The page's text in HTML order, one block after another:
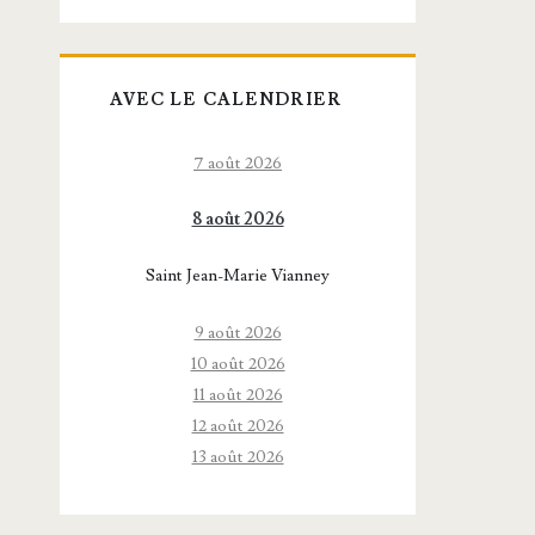
AVEC LE CALENDRIER
7 août 2026
8 août 2026
Saint Jean-Marie Vianney
9 août 2026
10 août 2026
11 août 2026
12 août 2026
13 août 2026